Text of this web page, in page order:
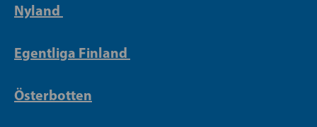
Nyland
Egentliga Finland
Österbotten